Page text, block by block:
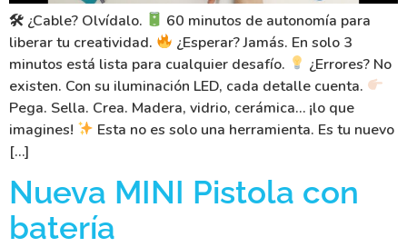
🛠 ¿Cable? Olvídalo.
60 minutos de autonomía para
liberar tu creatividad.
¿Esperar? Jamás. En solo 3
minutos está lista para cualquier desafío.
¿Errores? No
existen. Con su iluminación LED, cada detalle cuenta.
Pega. Sella. Crea. Madera, vidrio, cerámica… ¡lo que
imagines!
Esta no es solo una herramienta. Es tu nuevo
[…]
Nueva MINI Pistola con
batería